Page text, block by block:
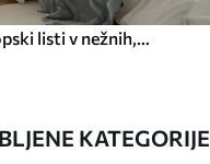
KATEGORIJE